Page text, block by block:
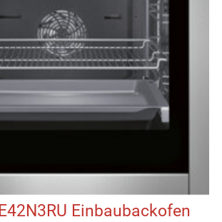
Einbaubackofen